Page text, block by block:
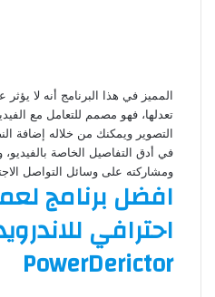
المميز في هذا البرنامج أنه لا
تعدلها، فهو مصمم للتعامل مع
التصوير ويمكنك من خلاله إضافة
في أدق التفاصيل الخاصة
ومشاركته على وسائل التواصل
افضل برنامج
احترافي
PowerDerictor